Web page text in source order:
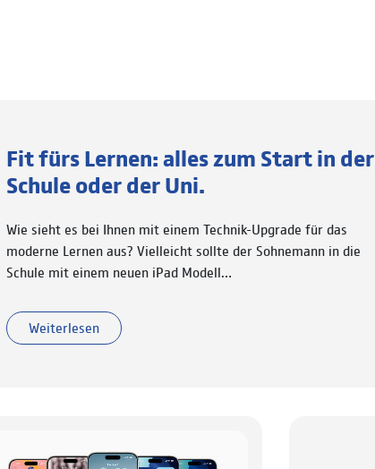
Fit fürs Lernen: alles zum Start in der
Schule oder der Uni.
Wie sieht es bei Ihnen mit einem Technik-Upgrade für das
moderne Lernen aus? Vielleicht sollte der Sohnemann in die
Schule mit einem neuen iPad Modell…
Weiterlesen